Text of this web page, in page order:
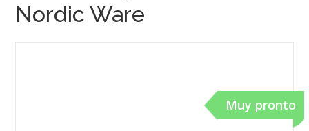
Muy pronto
Nordic Ware